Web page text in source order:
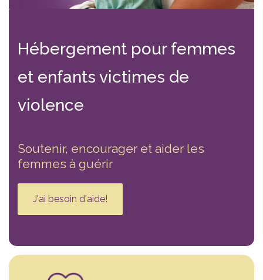
Hébergement pour femmes
et enfants victimes de
violence
Soutenir, encourager et aider les
femmes à guérir
J'ai besoin d'aide!